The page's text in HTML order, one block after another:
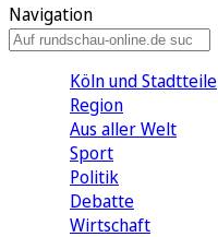
Navigation
Köln und Stadtteile
Region
Aus aller Welt
Sport
Politik
Debatte
Wirtschaft